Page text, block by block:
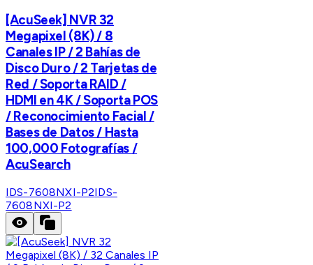
[AcuSeek] NVR 32
Megapixel (8K) / 8
Canales IP / 2 Bahías de
Disco Duro / 2 Tarjetas de
Red / Soporta RAID /
HDMI en 4K / Soporta POS
/ Reconocimiento Facial /
Bases de Datos / Hasta
100,000 Fotografías /
AcuSearch
IDS-7608NXI-P2IDS-
7608NXI-P2